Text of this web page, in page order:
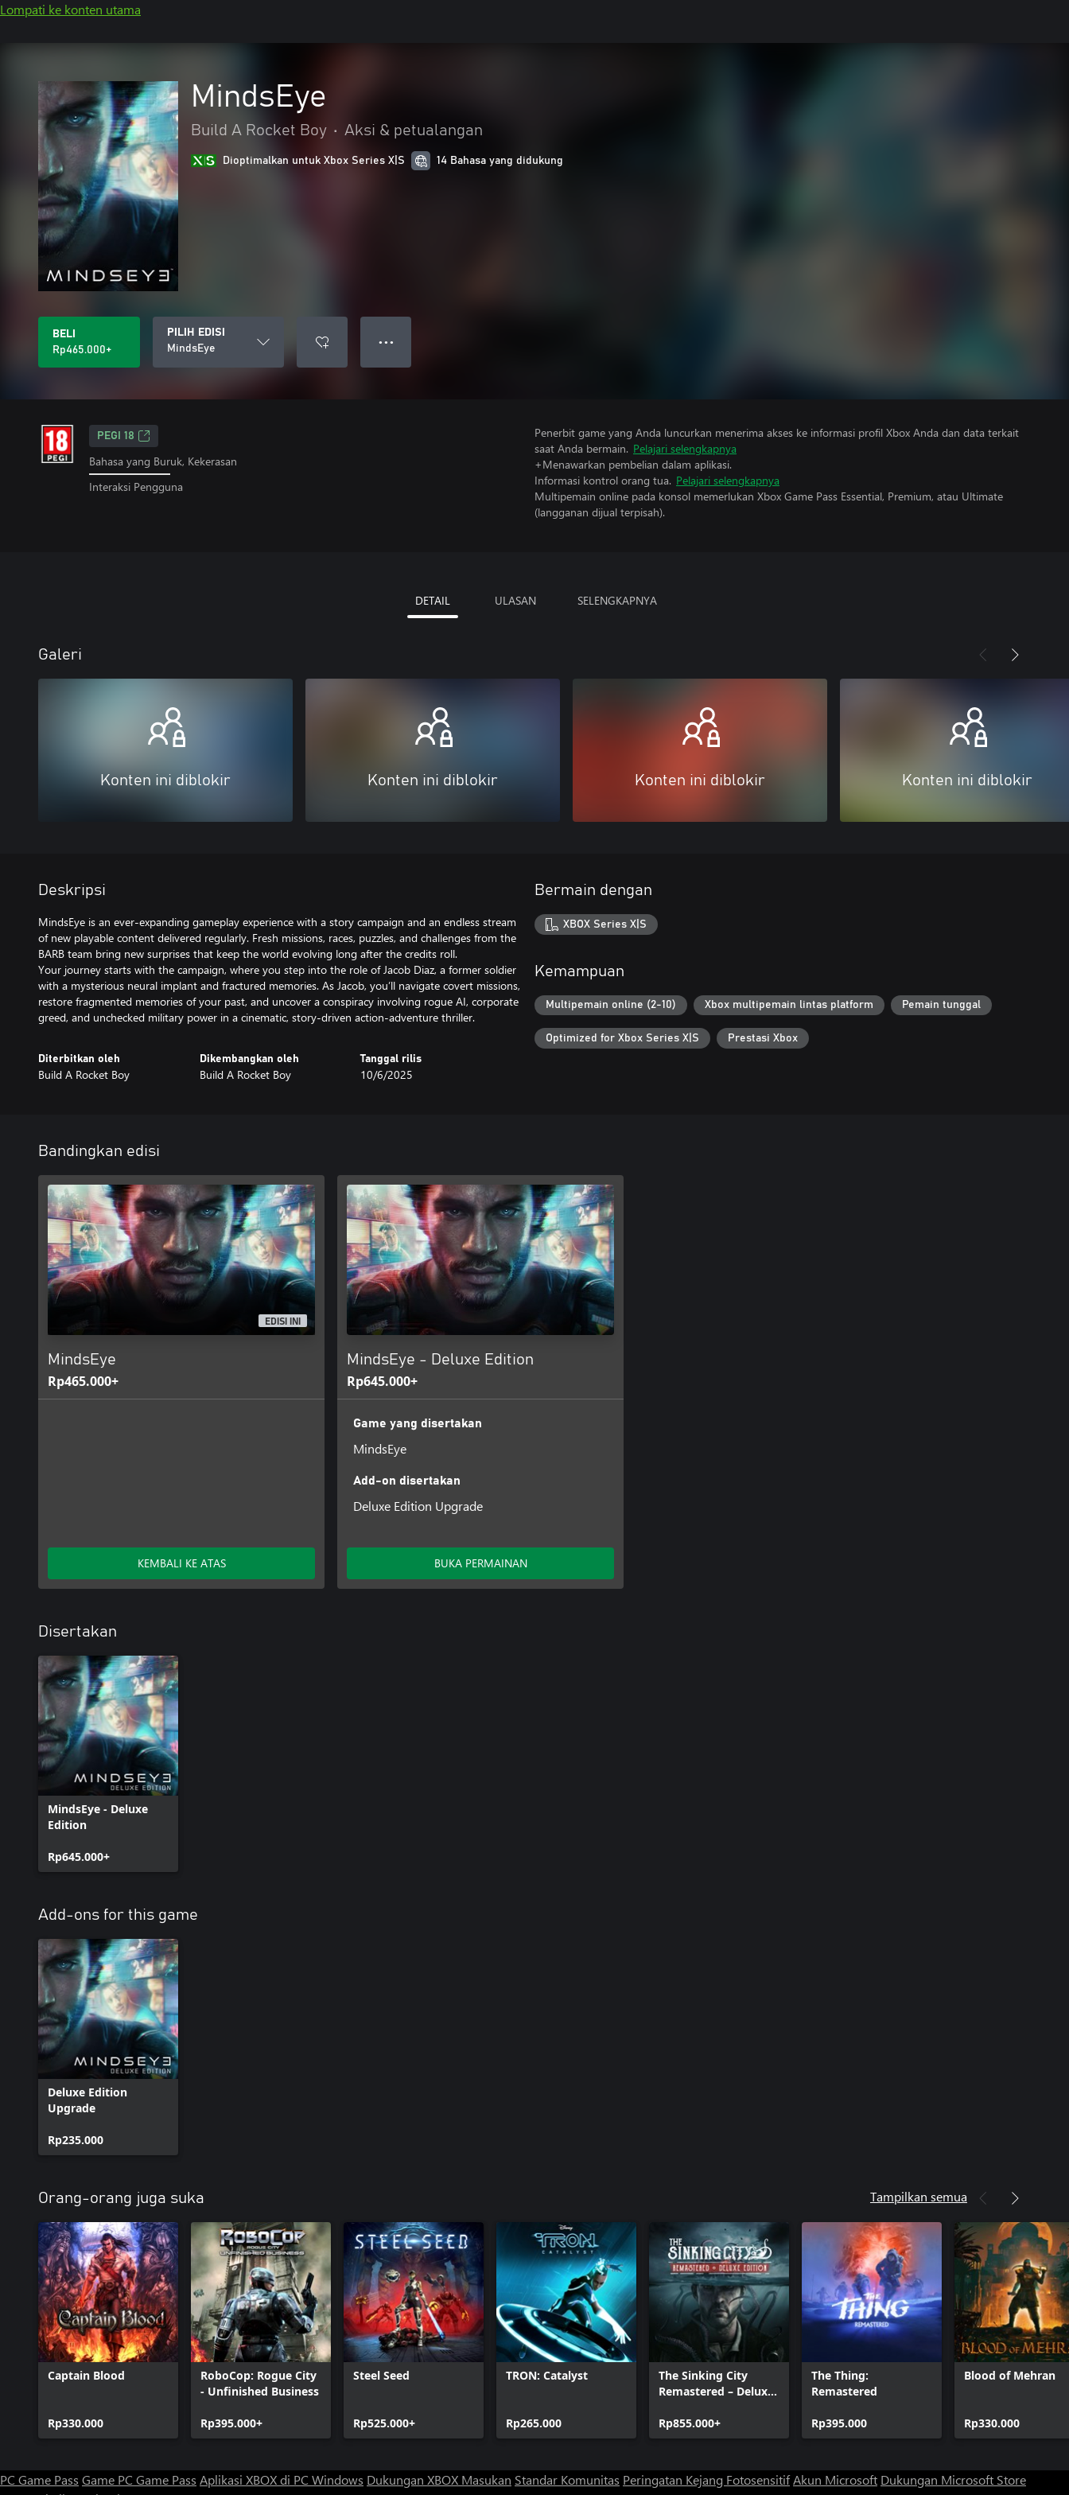
Lompati ke konten utama
MindsEye
Build A Rocket Boy • Aksi & petualangan
Dioptimalkan untuk Xbox Series X|S 14 Bahasa yang didukung
BELI
Rp465.000+
PILIH EDISI
MindsEye
● ● ●
PEGI 18
Bahasa yang Buruk, Kekerasan
Interaksi Pengguna
Penerbit game yang Anda luncurkan menerima akses ke informasi profil Xbox Anda dan data terkait
saat Anda bermain. Pelajari selengkapnya
+Menawarkan pembelian dalam aplikasi.
Informasi kontrol orang tua. Pelajari selengkapnya
Multipemain online pada konsol memerlukan Xbox Game Pass Essential, Premium, atau Ultimate
(langganan dijual terpisah).
DETAIL ULASAN SELENGKAPNYA
Galeri
Konten ini diblokir Konten ini diblokir Konten ini diblokir Konten ini diblokir
Deskripsi
MindsEye is an ever-expanding gameplay experience with a story campaign and an endless stream
of new playable content delivered regularly. Fresh missions, races, puzzles, and challenges from the
BARB team bring new surprises that keep the world evolving long after the credits roll.
Your journey starts with the campaign, where you step into the role of Jacob Diaz, a former soldier
with a mysterious neural implant and fractured memories. As Jacob, you’ll navigate covert missions,
restore fragmented memories of your past, and uncover a conspiracy involving rogue AI, corporate
greed, and unchecked military power in a cinematic, story-driven action-adventure thriller.
Diterbitkan oleh
Build A Rocket Boy
Dikembangkan oleh
Build A Rocket Boy
Tanggal rilis
10/6/2025
Bermain dengan
XBOX Series X|S
Kemampuan
Multipemain online (2-10) Xbox multipemain lintas platform Pemain tunggal
Optimized for Xbox Series X|S Prestasi Xbox
Bandingkan edisi
EDISI INI
MindsEye
Rp465.000+
KEMBALI KE ATAS
MindsEye - Deluxe Edition
Rp645.000+
Game yang disertakan
MindsEye
Add-on disertakan
Deluxe Edition Upgrade
BUKA PERMAINAN
Disertakan
MindsEye - Deluxe
Edition
Rp645.000+
Add-ons for this game
Deluxe Edition
Upgrade
Rp235.000
Orang-orang juga suka Tampilkan semua
Captain Blood
Rp330.000
RoboCop: Rogue City
- Unfinished Business
Rp395.000+
Steel Seed
Rp525.000+
TRON: Catalyst
Rp265.000
The Sinking City
Remastered – Deluxe
Rp855.000+
The Thing:
Remastered
Rp395.000
Blood of Mehran
Rp330.000
PC Game Pass Game PC Game Pass Aplikasi XBOX di PC Windows Dukungan XBOX Masukan Standar Komunitas Peringatan Kejang FotosensitifAkun Microsoft Dukungan Microsoft Store